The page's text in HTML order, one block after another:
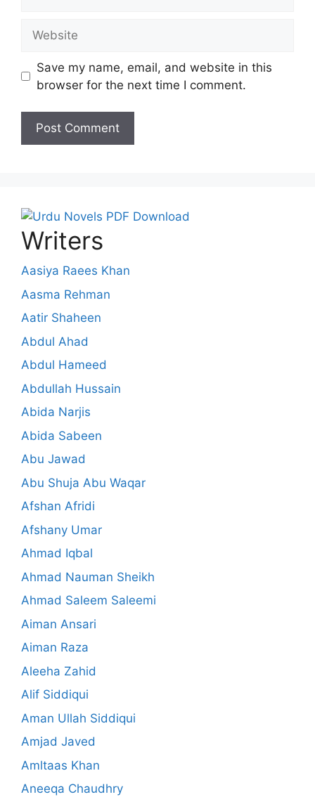
Save my name, email, and website in this
browser for the next time I comment.
Writers
Aasiya Raees Khan
Aasma Rehman
Aatir Shaheen
Abdul Ahad
Abdul Hameed
Abdullah Hussain
Abida Narjis
Abida Sabeen
Abu Jawad
Abu Shuja Abu Waqar
Afshan Afridi
Afshany Umar
Ahmad Iqbal
Ahmad Nauman Sheikh
Ahmad Saleem Saleemi
Aiman Ansari
Aiman Raza
Aleeha Zahid
Alif Siddiqui
Aman Ullah Siddiqui
Amjad Javed
Amltaas Khan
Aneeqa Chaudhry